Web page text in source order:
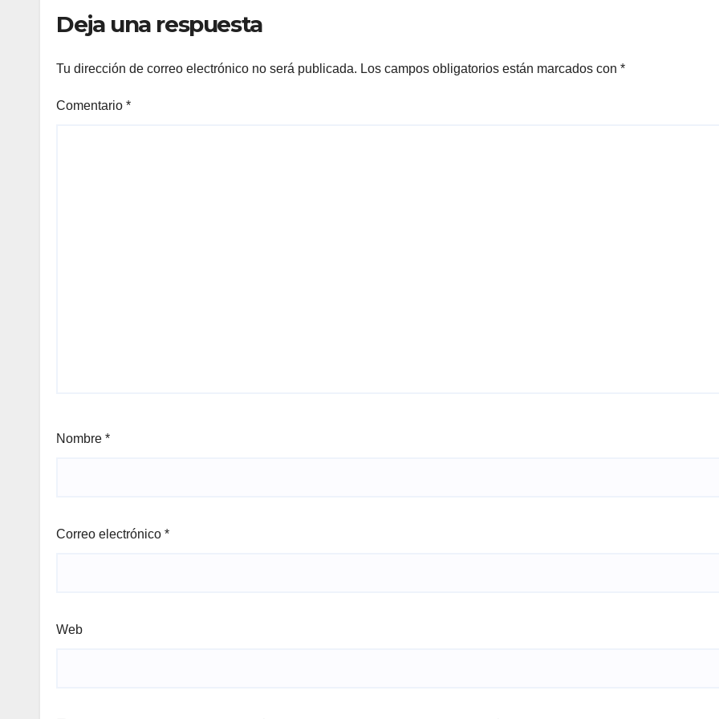
Deja una respuesta
Tu dirección de correo electrónico no será publicada. Los campos obligatorios están marcados con *
Comentario *
Nombre *
Correo electrónico *
Web